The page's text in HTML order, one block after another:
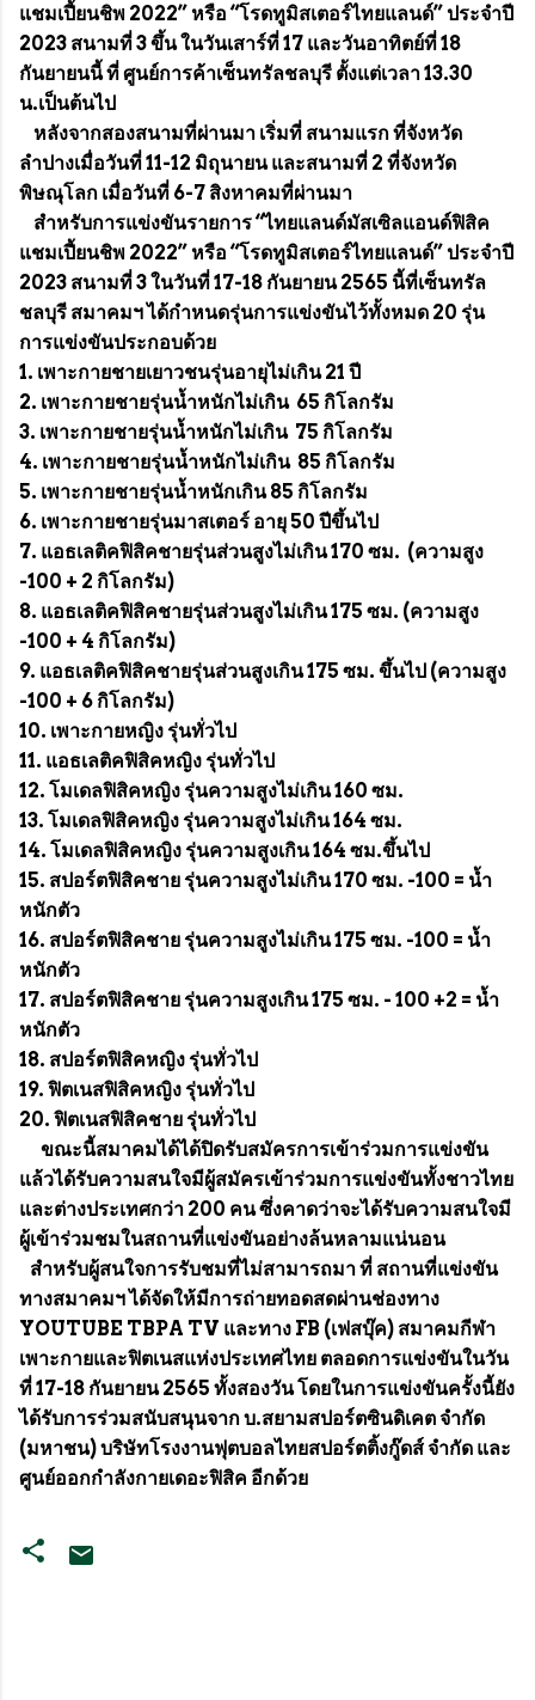
แชมเปี้ยนชิพ 2022” หรือ “โรดทูมิสเตอร์ไทยแลนด์” ประจำปี
2023 สนามที่ 3 ขึ้น ในวันเสาร์ที่ 17 และวันอาทิตย์ที่ 18
กันยายนนี้ ที่ ศูนย์การค้าเซ็นทรัลชลบุรี ตั้งแต่เวลา 13.30
น.เป็นต้นไป
หลังจากสองสนามที่ผ่านมา เริ่มที่ สนามแรก ที่จังหวัด
ลำปางเมื่อวันที่ 11-12 มิถุนายน และสนามที่ 2 ที่จังหวัด
พิษณุโลก เมื่อวันที่ 6-7 สิงหาคมที่ผ่านมา
สำหรับการแข่งขันรายการ “ไทยแลนด์มัสเซิลแอนด์ฟิสิค
แชมเปี้ยนชิพ 2022” หรือ “โรดทูมิสเตอร์ไทยแลนด์” ประจำปี
2023 สนามที่ 3 ในวันที่ 17-18 กันยายน 2565 นี้ที่เซ็นทรัล
ชลบุรี สมาคมฯ ได้กำหนดรุ่นการแข่งขันไว้ทั้งหมด 20 รุ่น
การแข่งขันประกอบด้วย
1. เพาะกายชายเยาวชนรุ่นอายุไม่เกิน 21 ปี
2. เพาะกายชายรุ่นน้ำหนักไม่เกิน 65 กิโลกรัม
3. เพาะกายชายรุ่นน้ำหนักไม่เกิน 75 กิโลกรัม
4. เพาะกายชายรุ่นน้ำหนักไม่เกิน 85 กิโลกรัม
5. เพาะกายชายรุ่นน้ำหนักเกิน 85 กิโลกรัม
6. เพาะกายชายรุ่นมาสเตอร์ อายุ 50 ปีขึ้นไป
7. แอธเลติคฟิสิคชายรุ่นส่วนสูงไม่เกิน 170 ซม. (ความสูง
-100 + 2 กิโลกรัม)
8. แอธเลติคฟิสิคชายรุ่นส่วนสูงไม่เกิน 175 ซม. (ความสูง
-100 + 4 กิโลกรัม)
9. แอธเลติคฟิสิคชายรุ่นส่วนสูงเกิน 175 ซม. ขึ้นไป (ความสูง
-100 + 6 กิโลกรัม)
10. เพาะกายหญิง รุ่นทั่วไป
11. แอธเลติคฟิสิคหญิง รุ่นทั่วไป
12. โมเดลฟิสิคหญิง รุ่นความสูงไม่เกิน 160 ซม.
13. โมเดลฟิสิคหญิง รุ่นความสูงไม่เกิน 164 ซม.
14. โมเดลฟิสิคหญิง รุ่นความสูงเกิน 164 ซม.ขึ้นไป
15. สปอร์ตฟิสิคชาย รุ่นความสูงไม่เกิน 170 ซม. -100 = น้ำ
หนักตัว
16. สปอร์ตฟิสิคชาย รุ่นความสูงไม่เกิน 175 ซม. -100 = น้ำ
หนักตัว
17. สปอร์ตฟิสิคชาย รุ่นความสูงเกิน 175 ซม. - 100 +2 = น้ำ
หนักตัว
18. สปอร์ตฟิสิคหญิง รุ่นทั่วไป
19. ฟิตเนสฟิสิคหญิง รุ่นทั่วไป
20. ฟิตเนสฟิสิคชาย รุ่นทั่วไป
ขณะนี้สมาคมได้ได้ปิดรับสมัครการเข้าร่วมการแข่งขัน
แล้วได้รับความสนใจมีผู้สมัครเข้าร่วมการแข่งขันทั้งชาวไทย
และต่างประเทศกว่า 200 คน ซึ่งคาดว่าจะได้รับความสนใจมี
ผู้เข้าร่วมชมในสถานที่แข่งขันอย่างล้นหลามแน่นอน
สำหรับผู้สนใจการรับชมที่ไม่สามารถมา ที่ สถานที่แข่งขัน
ทางสมาคมฯ ได้จัดให้มีการถ่ายทอดสดผ่านช่องทาง
YOUTUBE TBPA TV และทาง FB (เฟสบุ๊ค) สมาคมกีฬา
เพาะกายและฟิตเนสแห่งประเทศไทย ตลอดการแข่งขันในวัน
ที่ 17-18 กันยายน 2565 ทั้งสองวัน โดยในการแข่งขันครั้งนี้ยัง
ได้รับการร่วมสนับสนุนจาก บ.สยามสปอร์ตซินดิเคต จำกัด
(มหาชน) บริษัทโรงงานฟุตบอลไทยสปอร์ตติ้งกู๊ดส์ จำกัด และ
ศูนย์ออกกำลังกายเดอะฟิสิค อีกด้วย